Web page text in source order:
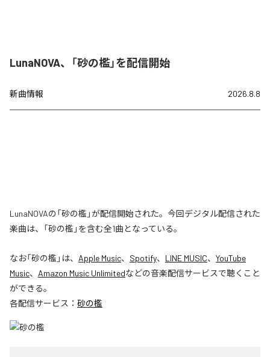
LunaNOVA、「砂の檻」を配信開始
新曲情報 2026.8.8
LunaNOVAの「砂の檻」が配信開始された。今回デジタル配信された
楽曲は、「砂の檻」を含む全1曲となっている。
なお「砂の檻 」は、 Apple Music、 Spotify、 LINE MUSIC、 YouTube
Music、 Amazon Music Unlimitedなどの音楽配信サービスで聴くこと
ができる。
各配信サービス： 砂の檻